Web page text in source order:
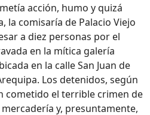
acción, humo y quizá
la comisaría de Palacio Viejo
a diez personas por el
en la mítica galería
en la calle San Juan de
Los detenidos, según
cometido el terrible crimen de
y, presuntamente,